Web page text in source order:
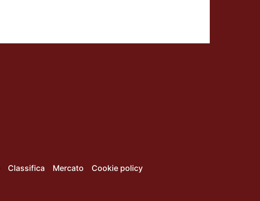
Classifica Mercato Cookie policy